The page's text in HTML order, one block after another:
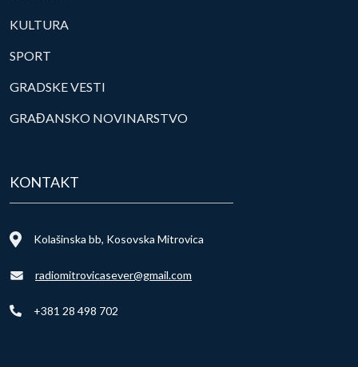
KULTURA
SPORT
GRADSKE VESTI
GRAĐANSKO NOVINARSTVO
KONTAKT
Kolašinska bb, Kosovska Mitrovica
radiomitrovicasever@gmail.com
+381 28 498 702